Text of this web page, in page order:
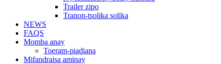
Trailer zipo
Tranon-tsolika solika
NEWS
FAQS
Momba anay
Toeram-piadiana
Mifandraisa aminay